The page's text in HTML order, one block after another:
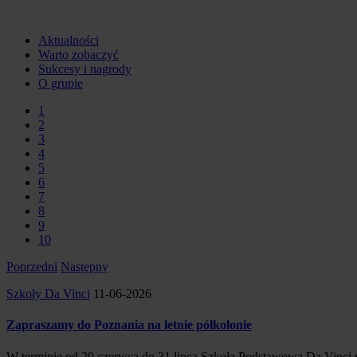
Aktualności
Warto zobaczyć
Sukcesy i nagrody
O grupie
1
2
3
4
5
6
7
8
9
10
Poprzedni Następny
Szkoły Da Vinci 11-06-2026
Zapraszamy do Poznania na letnie półkolonie